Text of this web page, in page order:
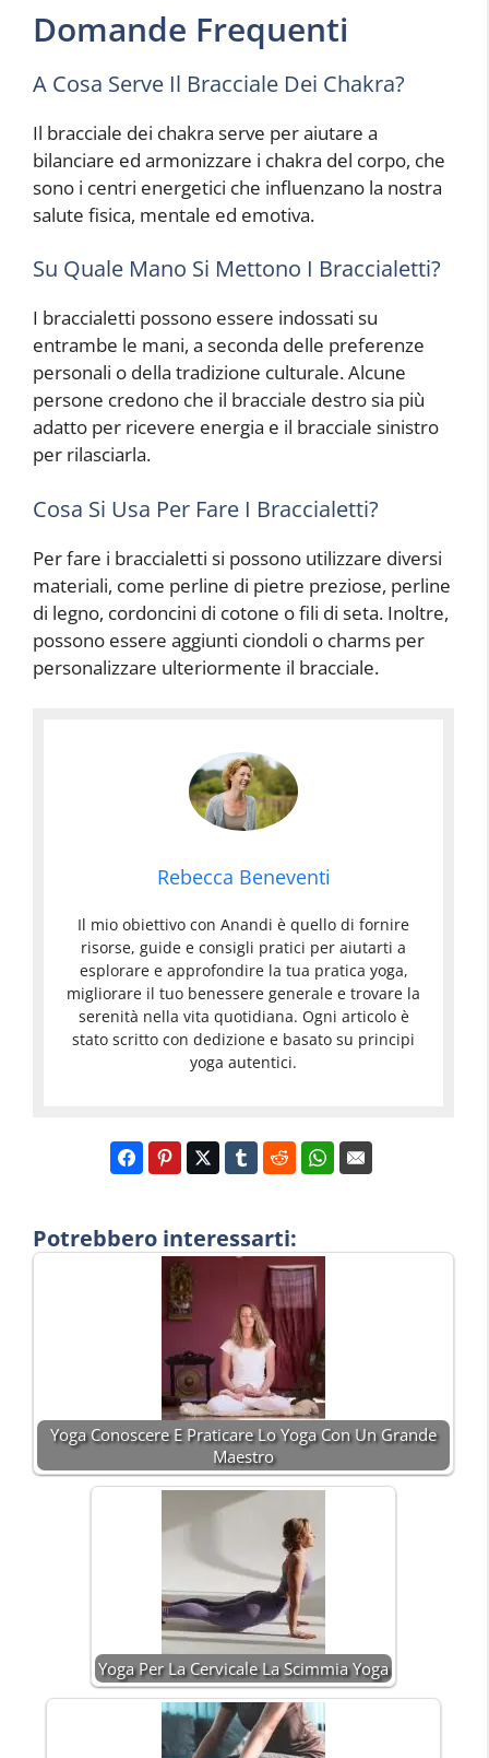
Domande Frequenti
A Cosa Serve Il Bracciale Dei Chakra?
Il bracciale dei chakra serve per aiutare a
bilanciare ed armonizzare i chakra del corpo, che
sono i centri energetici che influenzano la nostra
salute fisica, mentale ed emotiva.
Su Quale Mano Si Mettono I Braccialetti?
I braccialetti possono essere indossati su
entrambe le mani, a seconda delle preferenze
personali o della tradizione culturale. Alcune
persone credono che il bracciale destro sia più
adatto per ricevere energia e il bracciale sinistro
per rilasciarla.
Cosa Si Usa Per Fare I Braccialetti?
Per fare i braccialetti si possono utilizzare diversi
materiali, come perline di pietre preziose, perline
di legno, cordoncini di cotone o fili di seta. Inoltre,
possono essere aggiunti ciondoli o charms per
personalizzare ulteriormente il bracciale.
Rebecca Beneventi
Il mio obiettivo con Anandi è quello di fornire
risorse, guide e consigli pratici per aiutarti a
esplorare e approfondire la tua pratica yoga,
migliorare il tuo benessere generale e trovare la
serenità nella vita quotidiana. Ogni articolo è
stato scritto con dedizione e basato su principi
yoga autentici.
Potrebbero interessarti:
Yoga Conoscere E Praticare Lo Yoga Con Un Grande
Maestro
Yoga Per La Cervicale La Scimmia Yoga